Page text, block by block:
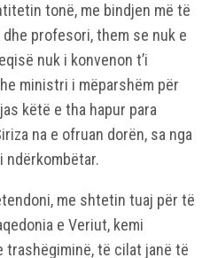
tonë, me bindjen më të
profesori, them se nuk e
nuk i konvenon t’i
ministri i mëparshëm për
këtë e tha hapur para
na e ofruan dorën, sa nga
ndërkombëtar.
me shtetin tuaj për të
e Veriut, kemi
të cilat janë të